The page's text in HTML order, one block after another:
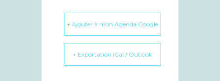
+ Ajouter à mon Agenda Google
+ Exportation iCal / Outlook